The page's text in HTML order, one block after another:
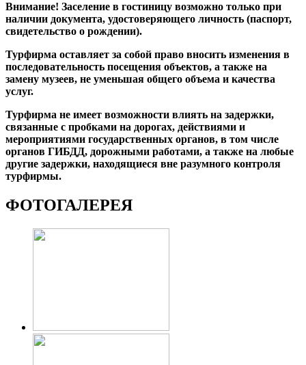
Внимание! Заселение в гостиницу возможно только при
наличии документа, удостоверяющего личность (паспорт,
свидетельство о рождении).
Турфирма оставляет за собой право вносить изменения в
последовательность посещения объектов, а также на
замену музеев, не уменьшая общего объема и качества
услуг.
Турфирма не имеет возможности влиять на задержки,
связанные с пробками на дорогах, действиями и
мероприятиями государственных органов, в том числе
органов ГИБДД, дорожными работами, а также на любые
другие задержки, находящиеся вне разумного контроля
турфирмы.
ФОТОГАЛЕРЕЯ